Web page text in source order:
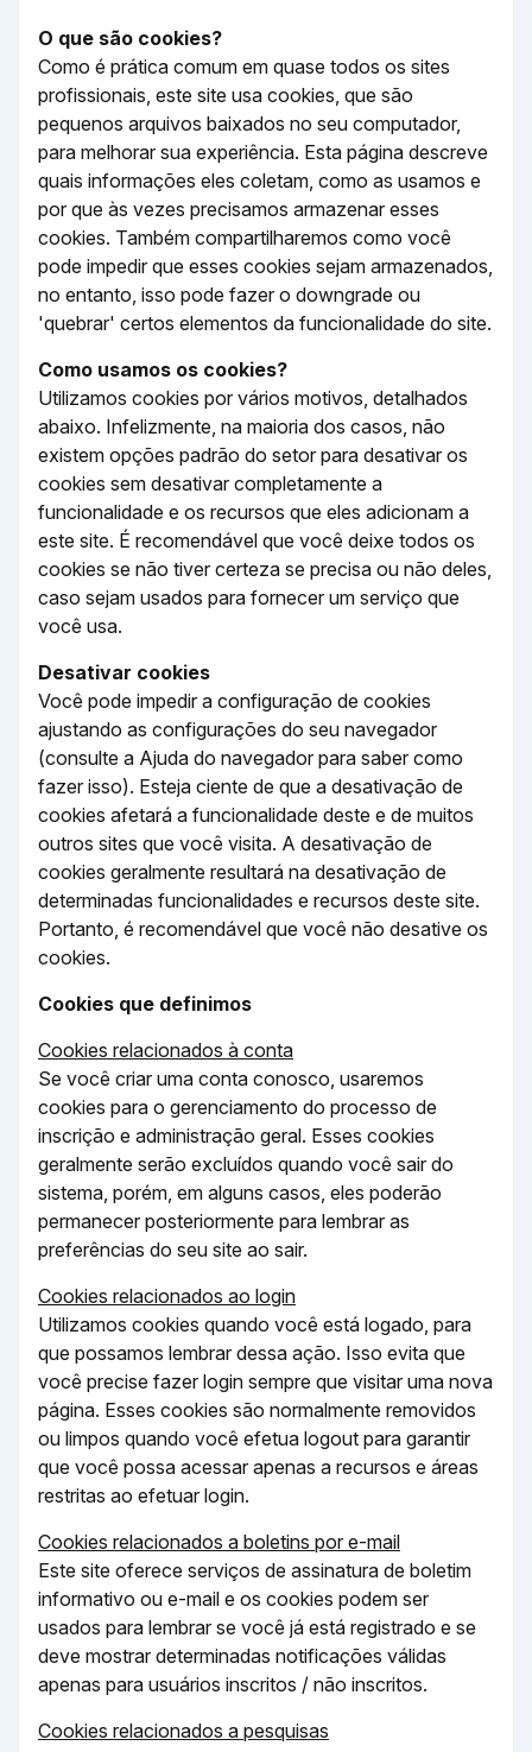
O que são cookies?
Como é prática comum em quase todos os sites
profissionais, este site usa cookies, que são
pequenos arquivos baixados no seu computador,
para melhorar sua experiência. Esta página descreve
quais informações eles coletam, como as usamos e
por que às vezes precisamos armazenar esses
cookies. Também compartilharemos como você
pode impedir que esses cookies sejam armazenados,
no entanto, isso pode fazer o downgrade ou
'quebrar' certos elementos da funcionalidade do site.
Como usamos os cookies?
Utilizamos cookies por vários motivos, detalhados
abaixo. Infelizmente, na maioria dos casos, não
existem opções padrão do setor para desativar os
cookies sem desativar completamente a
funcionalidade e os recursos que eles adicionam a
este site. É recomendável que você deixe todos os
cookies se não tiver certeza se precisa ou não deles,
caso sejam usados ​​para fornecer um serviço que
você usa.
Desativar cookies
Você pode impedir a configuração de cookies
ajustando as configurações do seu navegador
(consulte a Ajuda do navegador para saber como
fazer isso). Esteja ciente de que a desativação de
cookies afetará a funcionalidade deste e de muitos
outros sites que você visita. A desativação de
cookies geralmente resultará na desativação de
determinadas funcionalidades e recursos deste site.
Portanto, é recomendável que você não desative os
cookies.
Cookies que definimos
Cookies relacionados à conta
Se você criar uma conta conosco, usaremos
cookies para o gerenciamento do processo de
inscrição e administração geral. Esses cookies
geralmente serão excluídos quando você sair do
sistema, porém, em alguns casos, eles poderão
permanecer posteriormente para lembrar as
preferências do seu site ao sair.
Cookies relacionados ao login
Utilizamos cookies quando você está logado, para
que possamos lembrar dessa ação. Isso evita que
você precise fazer login sempre que visitar uma nova
página. Esses cookies são normalmente removidos
ou limpos quando você efetua logout para garantir
que você possa acessar apenas a recursos e áreas
restritas ao efetuar login.
Cookies relacionados a boletins por e-mail
Este site oferece serviços de assinatura de boletim
informativo ou e-mail e os cookies podem ser
usados ​​para lembrar se você já está registrado e se
deve mostrar determinadas notificações válidas
apenas para usuários inscritos / não inscritos.
Cookies relacionados a pesquisas